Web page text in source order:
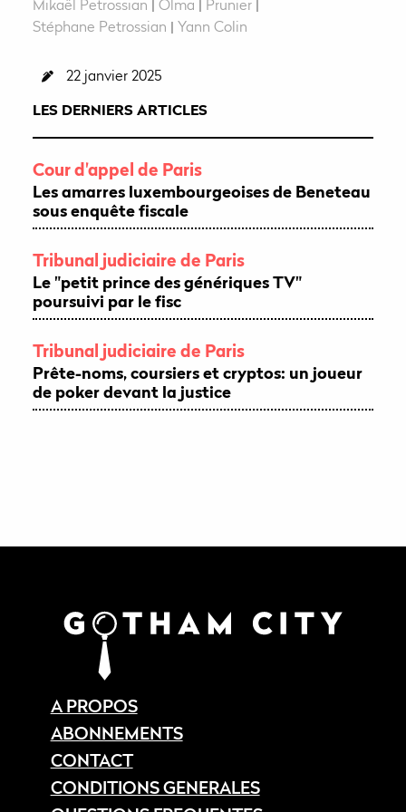
Mikaël Petrossian | Olma | Prunier|
Stéphane Petrossian | Yann Colin
22 janvier 2025
LES DERNIERS ARTICLES
Cour d'appel de Paris
Les amarres luxembourgeoises de Beneteau
sous enquête fiscale
Tribunal judiciaire de Paris
Le "petit prince des génériques TV"
poursuivi par le fisc
Tribunal judiciaire de Paris
Prête-noms, coursiers et cryptos: un joueur
de poker devant la justice
A PROPOS
ABONNEMENTS
CONTACT
CONDITIONS GENERALES